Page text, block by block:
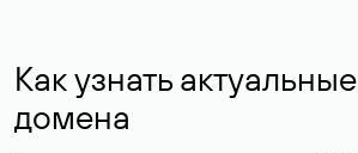
Как узнать
домена